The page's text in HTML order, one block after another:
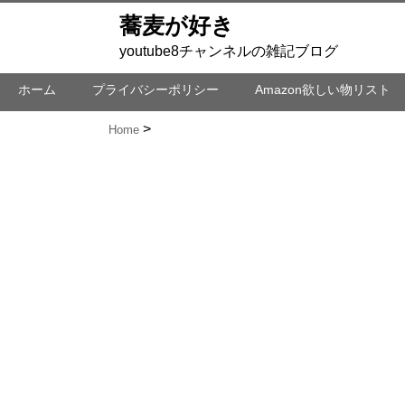
蕎麦が好き
youtube8チャンネルの雑記ブログ
ホーム プライバシーポリシー Amazon欲しい物リスト
Home